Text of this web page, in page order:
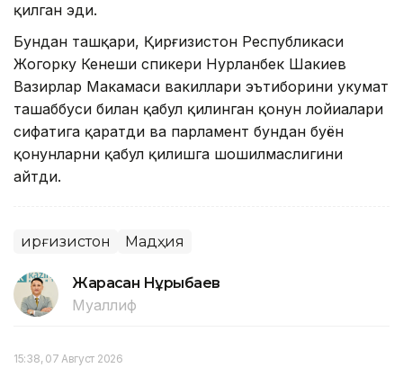
қилган эди.
Бундан ташқари, Қирғизистон Республикаси
Жогорку Кенеши спикери Нурланбек Шакиев
Вазирлар Маҳкамаси вакиллари эътиборини ҳукумат
ташаббуси билан қабул қилинган қонун лойиҳалари
сифатига қаратди ва парламент бундан буён
қонунларни қабул қилишга шошилмаслигини
айтди.
Қирғизистон Мадҳия
Жарасқан Нұрыбаев
Муаллиф
15:38, 07 Август 2026